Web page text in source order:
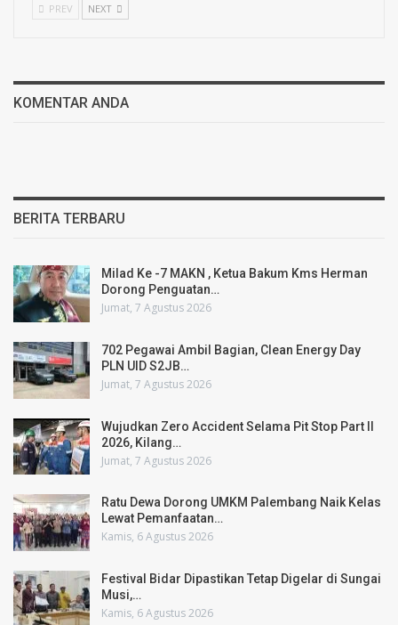
PREV NEXT
KOMENTAR ANDA
BERITA TERBARU
Milad Ke -7 MAKN , Ketua Bakum Kms Herman
Dorong Penguatan…
Jumat, 7 Agustus 2026
702 Pegawai Ambil Bagian, Clean Energy Day
PLN UID S2JB…
Jumat, 7 Agustus 2026
Wujudkan Zero Accident Selama Pit Stop Part II
2026, Kilang…
Jumat, 7 Agustus 2026
Ratu Dewa Dorong UMKM Palembang Naik Kelas
Lewat Pemanfaatan…
Kamis, 6 Agustus 2026
Festival Bidar Dipastikan Tetap Digelar di Sungai
Musi,…
Kamis, 6 Agustus 2026